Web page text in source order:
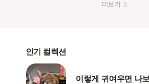
더보기
인기 컬렉션